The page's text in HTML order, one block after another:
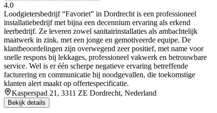
4.0
Loodgietersbedrijf “Favoriet” in Dordrecht is een professioneel
installatiebedrijf met bijna een decennium ervaring als erkend
leerbedrijf. Ze leveren zowel sanitairinstallaties als ambachtelijk
maatwerk in zink, met een jonge en gemotiveerde equipe. De
klantbeoordelingen zijn overwegend zeer positief, met name voor
snelle respons bij lekkages, professioneel vakwerk en betrouwbare
service. Wel is er één scherpe negatieve ervaring betreffende
facturering en communicatie bij noodgevallen, die toekomstige
klanten alert maakt op offertespecificatie.
Kasperspad 21, 3311 ZE Dordrecht, Nederland
Bekijk details